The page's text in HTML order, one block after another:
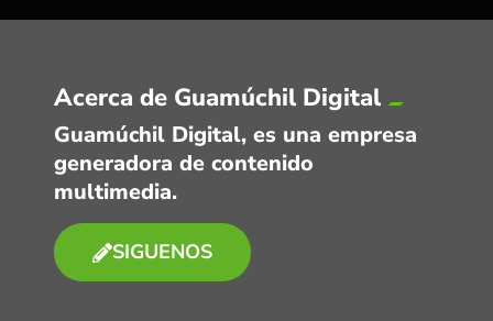
Acerca de Guamúchil Digital
Guamúchil Digital, es una empresa
generadora de contenido
multimedia.
SIGUENOS